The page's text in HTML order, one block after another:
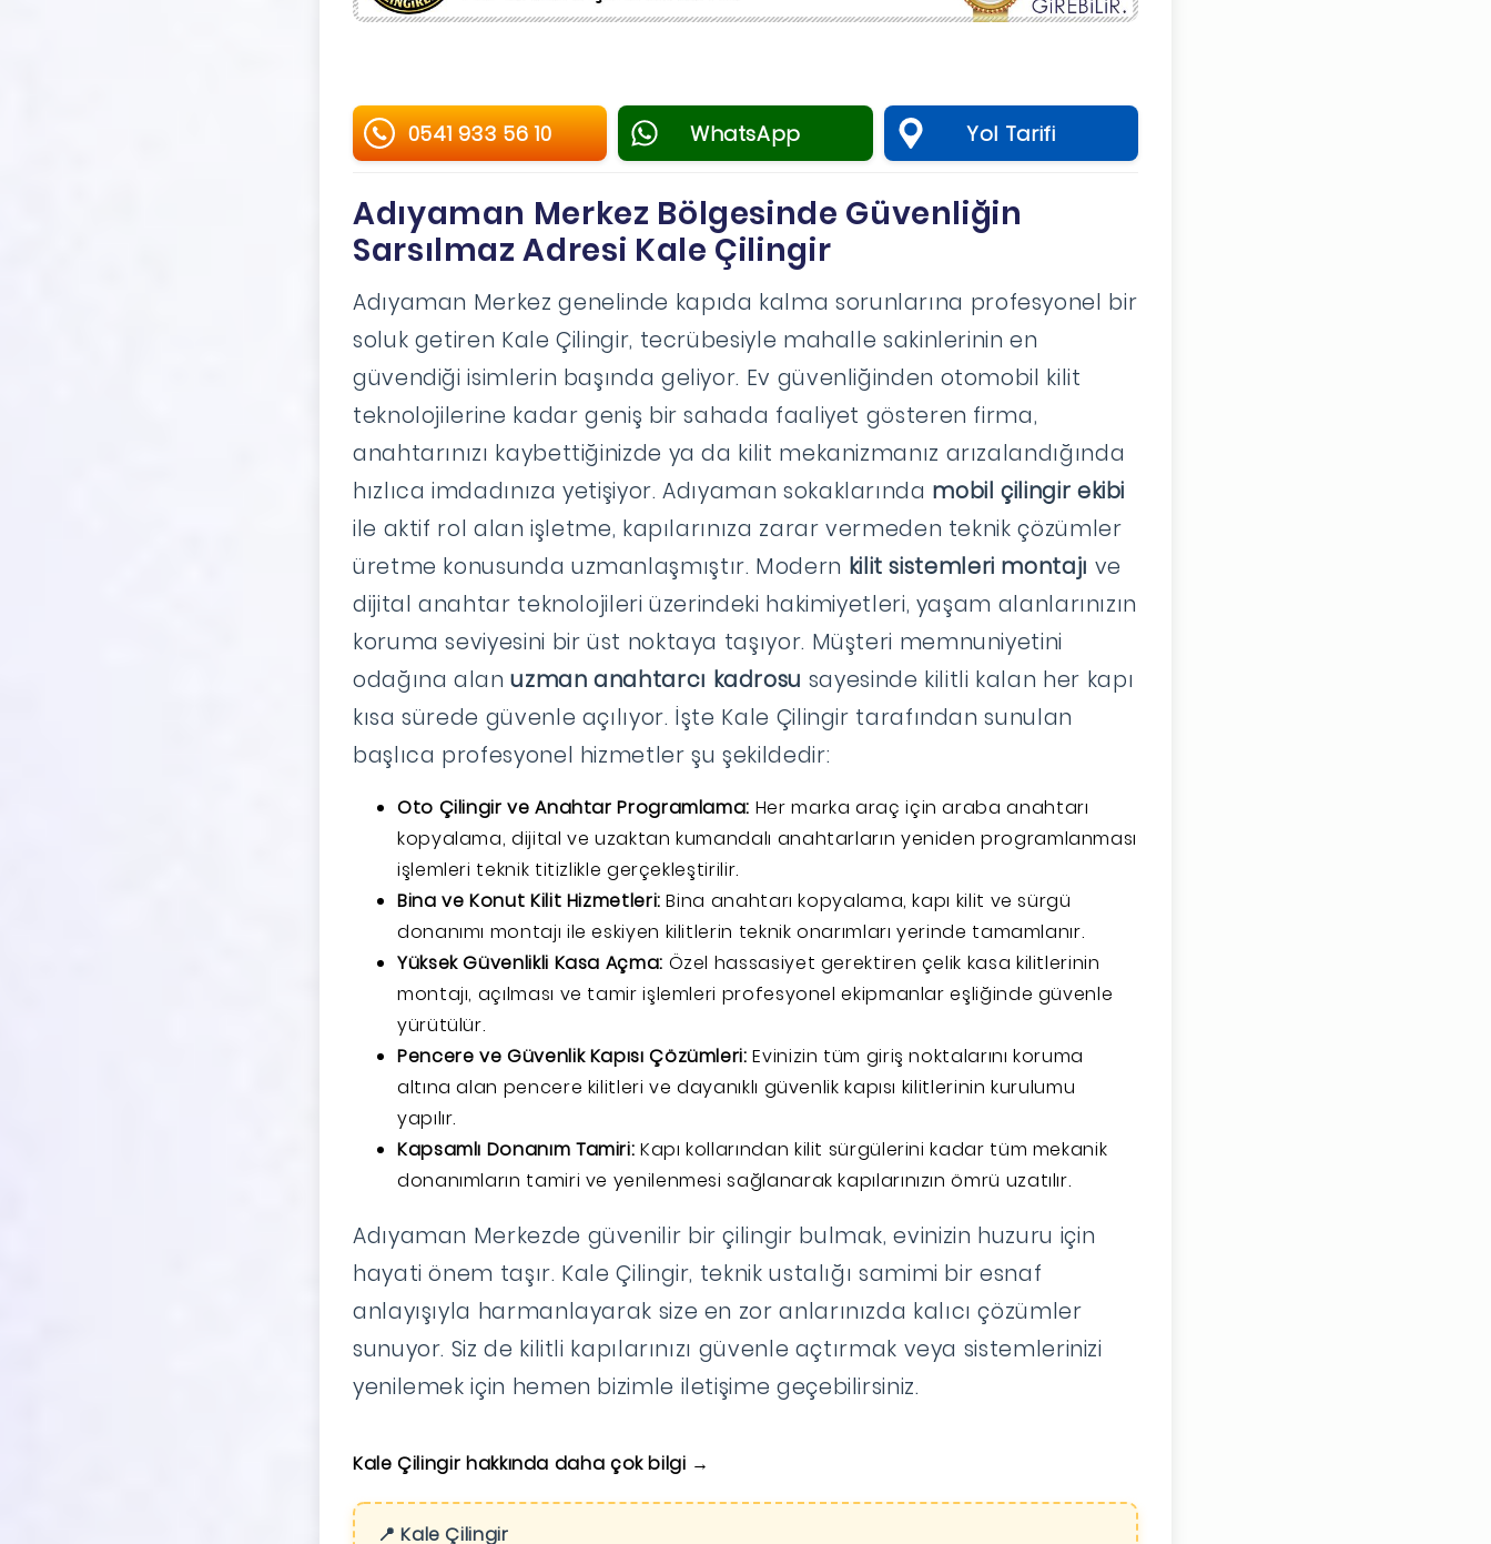
0541 933 56 10 WhatsApp Yol Tarifi
Adıyaman Merkez Bölgesinde Güvenliğin
Sarsılmaz Adresi Kale Çilingir
Adıyaman Merkez genelinde kapıda kalma sorunlarına profesyonel bir
soluk getiren Kale Çilingir, tecrübesiyle mahalle sakinlerinin en
güvendiği isimlerin başında geliyor. Ev güvenliğinden otomobil kilit
teknolojilerine kadar geniş bir sahada faaliyet gösteren firma,
anahtarınızı kaybettiğinizde ya da kilit mekanizmanız arızalandığında
hızlıca imdadınıza yetişiyor. Adıyaman sokaklarında mobil çilingir ekibi
ile aktif rol alan işletme, kapılarınıza zarar vermeden teknik çözümler
üretme konusunda uzmanlaşmıştır. Modern kilit sistemleri montajı ve
dijital anahtar teknolojileri üzerindeki hakimiyetleri, yaşam alanlarınızın
koruma seviyesini bir üst noktaya taşıyor. Müşteri memnuniyetini
odağına alanuzman anahtarcı kadrosu sayesinde kilitli kalan her kapı
kısa sürede güvenle açılıyor. İşte Kale Çilingir tarafından sunulan
başlıca profesyonel hizmetler şu şekildedir:
Oto Çilingir ve Anahtar Programlama: Her marka araç için araba anahtarı
kopyalama, dijital ve uzaktan kumandalı anahtarların yeniden programlanması
işlemleri teknik titizlikle gerçekleştirilir.
Bina ve Konut Kilit Hizmetleri: Bina anahtarı kopyalama, kapı kilit ve sürgü
donanımı montajı ile eskiyen kilitlerin teknik onarımları yerinde tamamlanır.
Yüksek Güvenlikli Kasa Açma: Özel hassasiyet gerektiren çelik kasa kilitlerinin
montajı, açılması ve tamir işlemleri profesyonel ekipmanlar eşliğinde güvenle
yürütülür.
Pencere ve Güvenlik Kapısı Çözümleri: Evinizin tüm giriş noktalarını koruma
altına alan pencere kilitleri ve dayanıklı güvenlik kapısı kilitlerinin kurulumu
yapılır.
Kapsamlı Donanım Tamiri: Kapı kollarından kilit sürgülerini kadar tüm mekanik
donanımların tamiri ve yenilenmesi sağlanarak kapılarınızın ömrü uzatılır.
Adıyaman Merkezde güvenilir bir çilingir bulmak, evinizin huzuru için
hayati önem taşır. Kale Çilingir, teknik ustalığı samimi bir esnaf
anlayışıyla harmanlayarak size en zor anlarınızda kalıcı çözümler
sunuyor. Siz de kilitli kapılarınızı güvenle açtırmak veya sistemlerinizi
yenilemek için hemen bizimle iletişime geçebilirsiniz.
Kale Çilingir hakkında daha çok bilgi →
📍 Kale Çilingir